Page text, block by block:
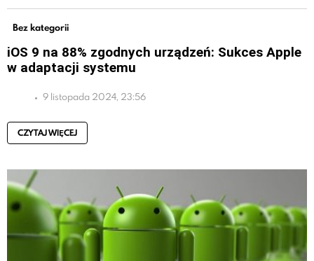
Bez kategorii
iOS 9 na 88% zgodnych urządzeń: Sukces Apple
w adaptacji systemu
9 listopada 2024, 23:56
CZYTAJ WIĘCEJ